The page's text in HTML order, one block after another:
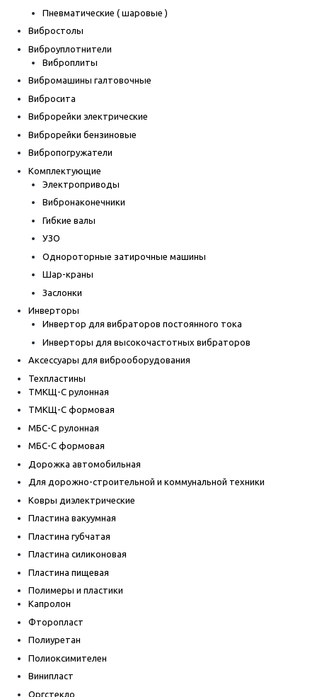
Пневматические ( шаровые )
Вибростолы
Виброуплотнители
Виброплиты
Вибромашины галтовочные
Вибросита
Виброрейки электрические
Виброрейки бензиновые
Вибропогружатели
Комплектующие
Электроприводы
Вибронаконечники
Гибкие валы
УЗО
Однороторные затирочные машины
Шар-краны
Заслонки
Инверторы
Инвертор для вибраторов постоянного тока
Инверторы для высокочастотных вибраторов
Аксессуары для виброоборудования
Техпластины
ТМКЩ-С рулонная
ТМКЩ-С формовая
МБС-С рулонная
МБС-С формовая
Дорожка автомобильная
Для дорожно-строительной и коммунальной техники
Ковры диэлектрические
Пластина вакуумная
Пластина губчатая
Пластина силиконовая
Пластина пищевая
Полимеры и пластики
Капролон
Фторопласт
Полиуретан
Полиоксимителен
Винипласт
Оргстекло